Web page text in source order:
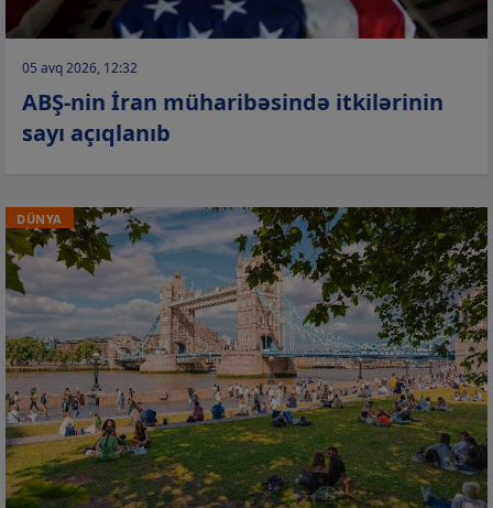
05 avq 2026, 12:32
ABŞ-nin İran müharibəsində itkilərinin
sayı açıqlanıb
DÜNYA